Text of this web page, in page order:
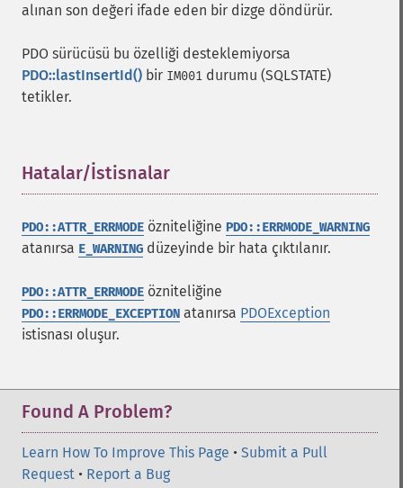
alınan son değeri ifade eden bir dizge döndürür.
PDO sürücüsü bu özelliği desteklemiyorsa
PDO::lastInsertId() bir IM001 durumu (SQLSTATE)
tetikler.
Hatalar/İstisnalar
PDO::ATTR_ERRMODE özniteliğine PDO::ERRMODE_WARNING
atanırsa E_WARNING düzeyinde bir hata çıktılanır.
PDO::ATTR_ERRMODE özniteliğine
PDO::ERRMODE_EXCEPTION atanırsa PDOException
istisnası oluşur.
Found A Problem?
Learn How To Improve This Page • Submit a Pull
Request • Report a Bug